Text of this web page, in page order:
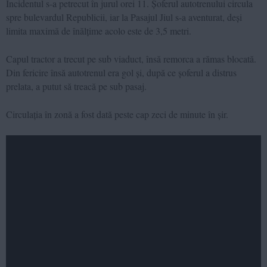
Incidentul s-a petrecut în jurul orei 11. Șoferul autotrenului circula
spre bulevardul Republicii, iar la Pasajul Jiul s-a aventurat, deși
limita maximă de înălțime acolo este de 3,5 metri.
Capul tractor a trecut pe sub viaduct, însă remorca a rămas blocată.
Din fericire însă autotrenul era gol și, după ce șoferul a distrus
prelata, a putut să treacă pe sub pasaj.
Circulația în zonă a fost dată peste cap zeci de minute în șir.